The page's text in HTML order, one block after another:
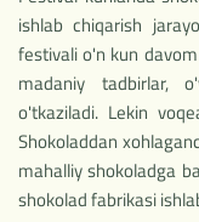
ishlab chiqarish
festivali o'n kun
madaniy tadbirlar,
o'tkaziladi. Lekin
Shokoladdan
mahalliy shokoladga
shokolad fabrikasi